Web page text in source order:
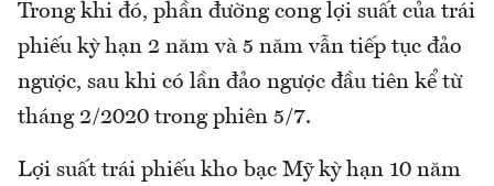
Trong khi đó, phần đường cong lợi suất của trái
phiếu kỳ hạn 2 năm và 5 năm vẫn tiếp tục đảo
ngược, sau khi có lần đảo ngược đầu tiên kể từ
tháng 2/2020 trong phiên 5/7.
Lợi suất trái phiếu kho bạc Mỹ kỳ hạn 10 năm